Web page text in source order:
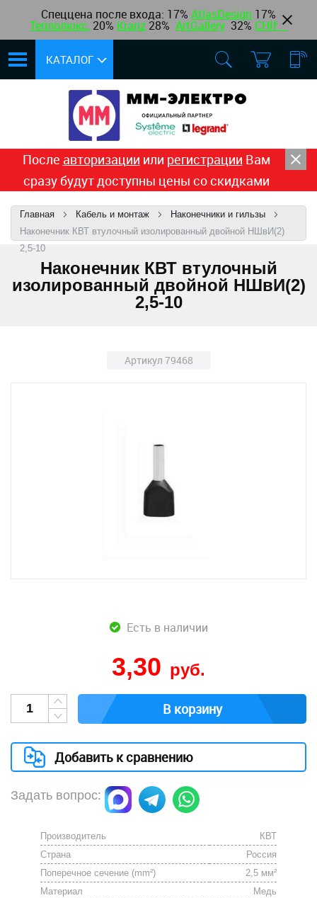
Спеццена после входа: 17% AtlasDesign 17%
Теплолюкс, 20% Kranz 28% ArtGallery 32% CHINT
КАТАЛОГ
После авторизации или регистрации Вам
сразу будут доступны цены со скидками
Главная Кабель и монтаж
Наконечники и гильзы
Наконечник КВТ втулочный изолированный двойной НШвИ(2)
2,5-10
Наконечник КВТ втулочный
изолированный двойной НШвИ(2)
2,5-10
Артикул 79468
Есть в наличии
3,30 руб.
В корзину
Добавить к сравнению
Задать вопрос:
Производитель
КВТ
Страна
Россия
Поперечное сечение (mm²)
2,5 мм²
Материал
Медь